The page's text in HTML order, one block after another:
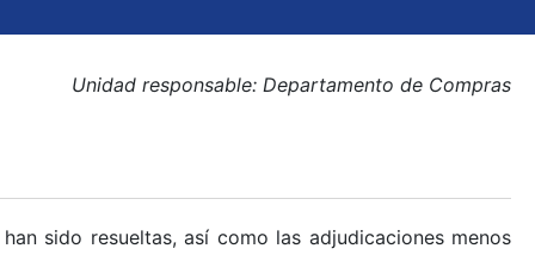
Unidad responsable: Departamento de Compras
sido resueltas, así como las adjudicaciones menos